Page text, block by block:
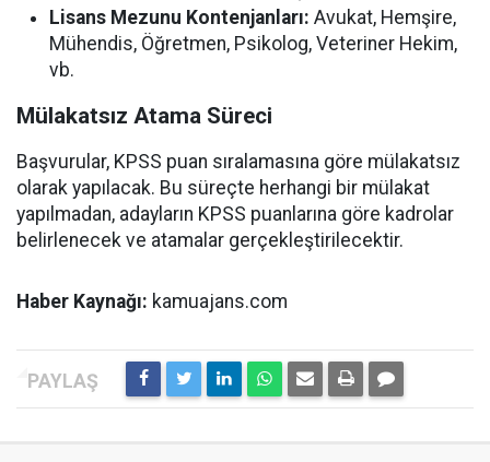
Lisans Mezunu Kontenjanları: Avukat, Hemşire,
Mühendis, Öğretmen, Psikolog, Veteriner Hekim,
vb.
Mülakatsız Atama Süreci
Başvurular, KPSS puan sıralamasına göre mülakatsız
olarak yapılacak. Bu süreçte herhangi bir mülakat
yapılmadan, adayların KPSS puanlarına göre kadrolar
belirlenecek ve atamalar gerçekleştirilecektir.
Haber Kaynağı: kamuajans.com